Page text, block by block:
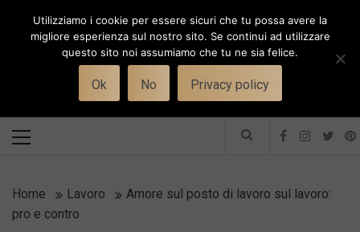
Toggle
WORK-WIFE
Il magazine per le donne che lavorano
Menu
Home Lavoro
Amore sul posto di lavoro sul lavoro:
pro e contro
Utilizziamo i cookie per essere sicuri che tu possa avere la
migliore esperienza sul nostro sito. Se continui ad utilizzare
questo sito noi assumiamo che tu ne sia felice.
Ok No Privacy policy